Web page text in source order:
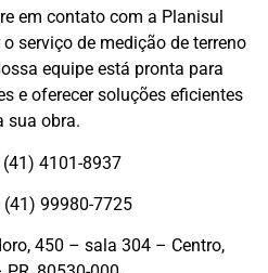
em contato com a Planisul
serviço de medição de terreno
equipe está pronta para
e oferecer soluções eficientes
sua obra.
4101-8937
99980-7725
450 – sala 304 – Centro,